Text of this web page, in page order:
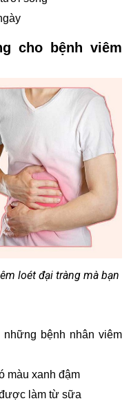
cho bệnh viêm
loét đại tràng mà bạn
bệnh nhân viêm
màu xanh đậm
làm từ sữa